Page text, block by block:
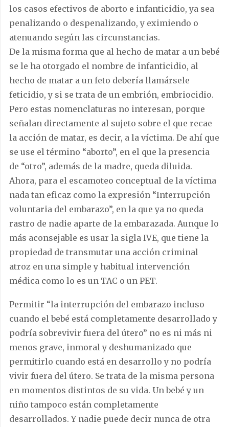
los casos efectivos de aborto e infanticidio, ya sea
penalizando o despenalizando, y eximiendo o
atenuando según las circunstancias.
De la misma forma que al hecho de matar a un bebé
se le ha otorgado el nombre de infanticidio, al
hecho de matar a un feto debería llamársele
feticidio, y si se trata de un embrión, embriocidio.
Pero estas nomenclaturas no interesan, porque
señalan directamente al sujeto sobre el que recae
la acción de matar, es decir, a la víctima. De ahí que
se use el término “aborto”, en el que la presencia
de “otro”, además de la madre, queda diluida.
Ahora, para el escamoteo conceptual de la víctima
nada tan eficaz como la expresión “Interrupción
voluntaria del embarazo”, en la que ya no queda
rastro de nadie aparte de la embarazada. Aunque lo
más aconsejable es usar la sigla IVE, que tiene la
propiedad de transmutar una acción criminal
atroz en una simple y habitual intervención
médica como lo es un TAC o un PET.
Permitir “la interrupción del embarazo incluso
cuando el bebé está completamente desarrollado y
podría sobrevivir fuera del útero” no es ni más ni
menos grave, inmoral y deshumanizado que
permitirlo cuando está en desarrollo y no podría
vivir fuera del útero. Se trata de la misma persona
en momentos distintos de su vida. Un bebé y un
niño tampoco están completamente
desarrollados. Y nadie puede decir nunca de otra